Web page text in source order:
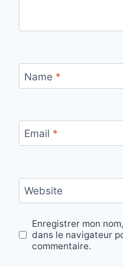
Name *
Email *
Website
Enregistrer mon
dans le navigateur
commentaire.